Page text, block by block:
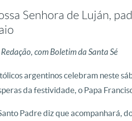
Senhora de Luján,
com Boletim da Santa Sé
argentinos celebram neste
da festividade, o Papa
Padre diz que acompanhará,